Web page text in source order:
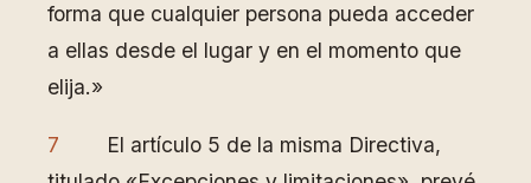
forma que cualquier persona pueda acceder
a ellas desde el lugar y en el momento que
elija.»
7 El artículo 5 de la misma Directiva,